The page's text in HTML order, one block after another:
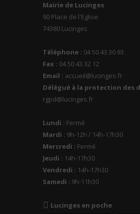
Mairie de Lucinges
90 Place de l'Eglise
74380 Lucinges
Téléphone : 04 50 43 30 93
Fax : 04 50 43 32 12
Email : accueil@lucinges.fr
Délégué à la protection des
rgpd@lucinges.fr
Lundi : Fermé
Mardi : 9h-12h / 14h-17h30
Mercredi : Fermé
Jeudi : 14h-17h30
Vendredi : 14h-17h30
Samedi : 9h-11h30
Lucinges en poche